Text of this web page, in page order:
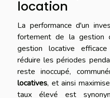
location
La performance d'un
fortement de la gestion
gestion locative
réduire les périodes
reste inoccupé,
locatives, et ainsi
taux élevé est